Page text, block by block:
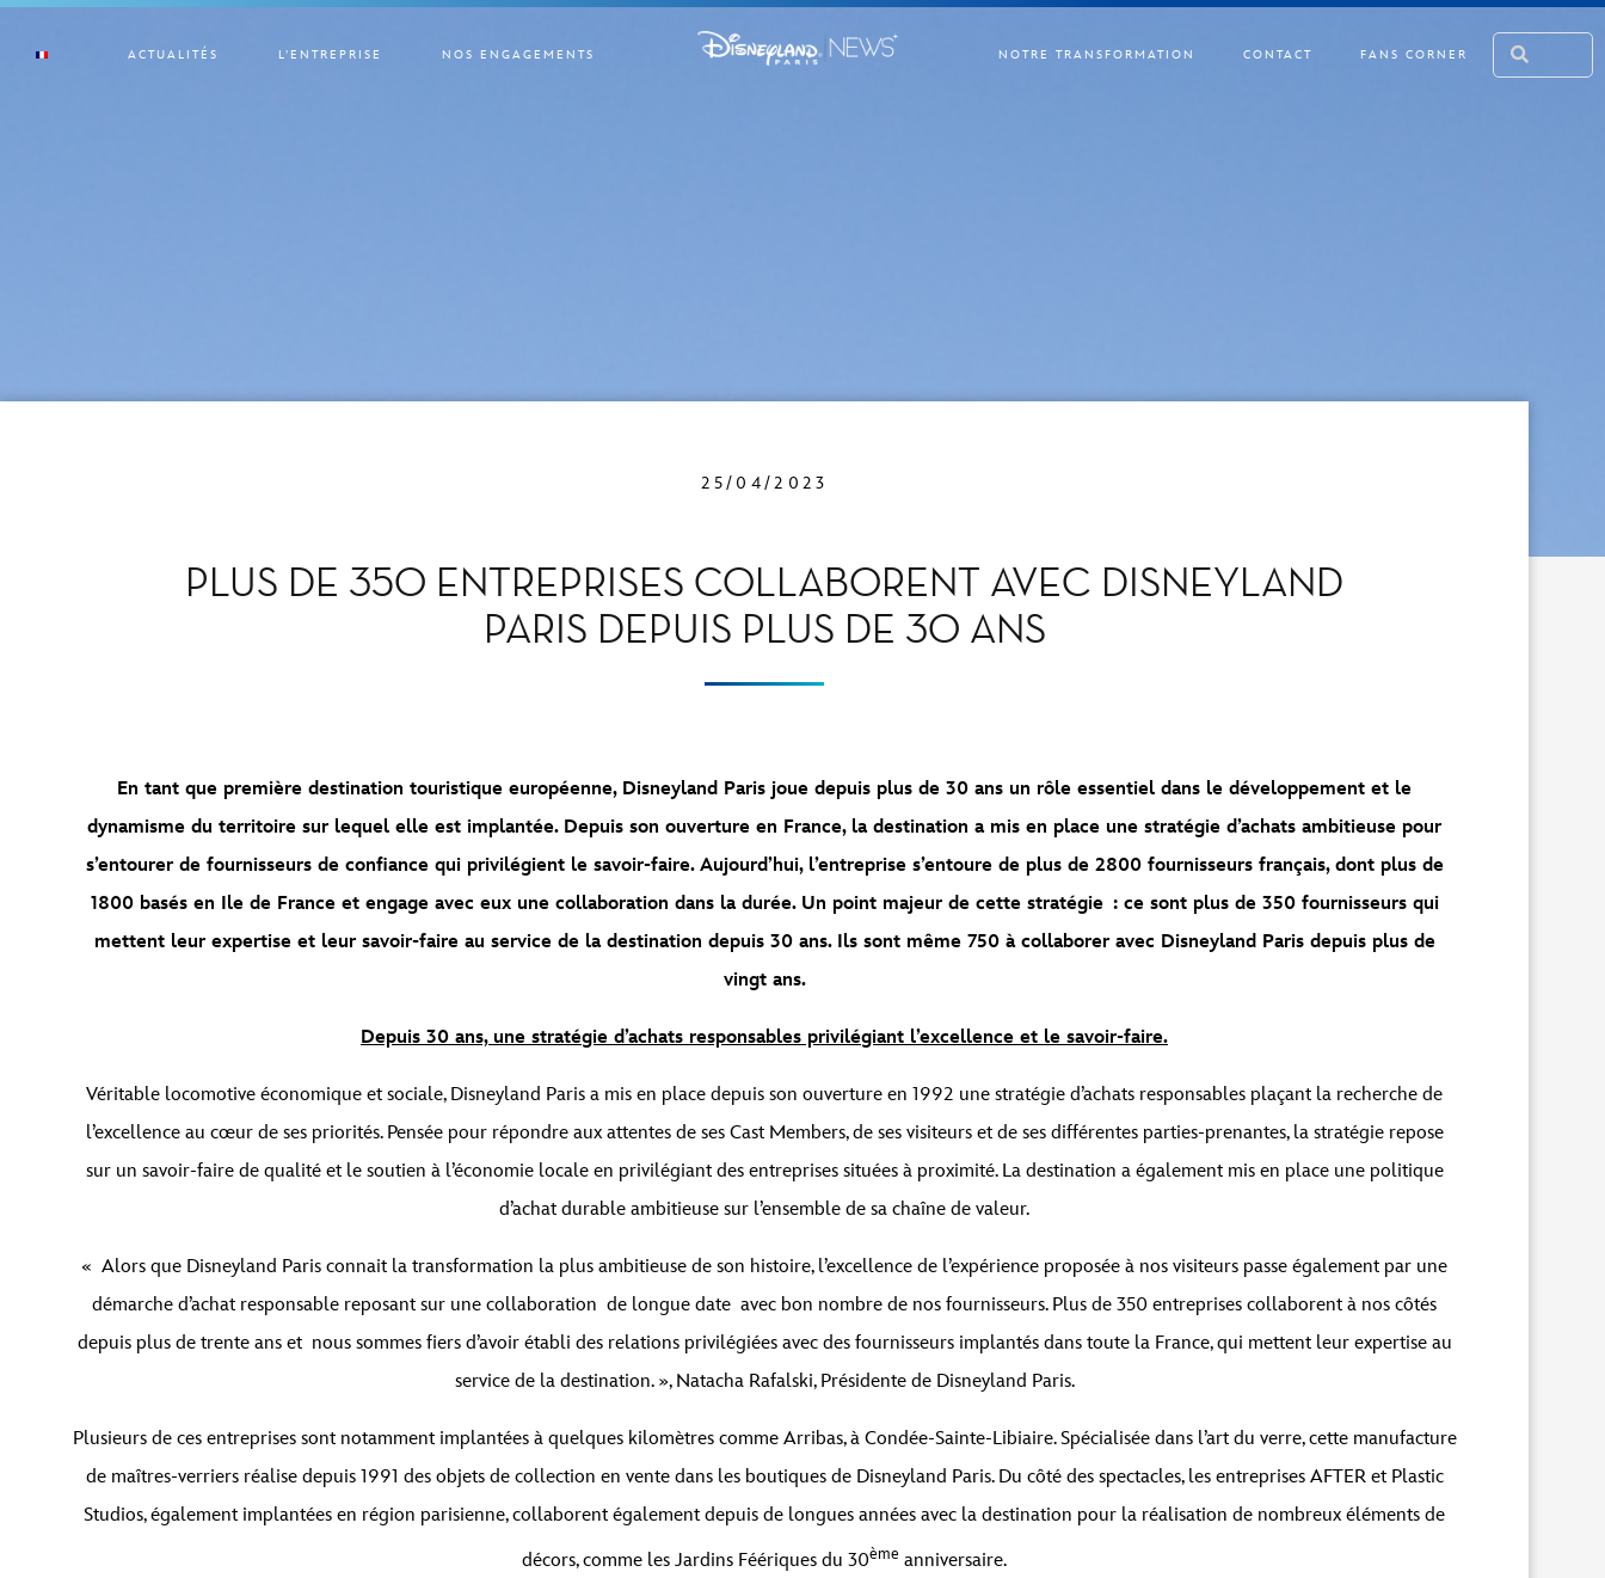
ACTUALITÉS L’ENTREPRISE NOS ENGAGEMENTS NOTRE TRANSFORMATION CONTACT FANS CORNER
25/04/2023
PLUS DE 350 ENTREPRISES COLLABORENT AVEC DISNEYLAND
PARIS DEPUIS PLUS DE 30 ANS
En tant que première destination touristique européenne, Disneyland Paris joue depuis plus de 30 ans un rôle essentiel dans le développement et le
dynamisme du territoire sur lequel elle est implantée. Depuis son ouverture en France, la destination a mis en place une stratégie d’achats ambitieuse pour
s’entourer de fournisseurs de confiance qui privilégient le savoir-faire. Aujourd’hui, l’entreprise s’entoure de plus de 2800 fournisseurs français, dont plus de
1800 basés en Ile de France et engage avec eux une collaboration dans la durée. Un point majeur de cette stratégie : ce sont plus de 350 fournisseurs qui
mettent leur expertise et leur savoir-faire au service de la destination depuis 30 ans. Ils sont même 750 à collaborer avec Disneyland Paris depuis plus de
vingt ans.
Depuis 30 ans, une stratégie d’achats responsables privilégiant l’excellence et le savoir-faire.
Véritable locomotive économique et sociale, Disneyland Paris a mis en place depuis son ouverture en 1992 une stratégie d’achats responsables plaçant la recherche de
l’excellence au cœur de ses priorités. Pensée pour répondre aux attentes de ses Cast Members, de ses visiteurs et de ses différentes parties-prenantes, la stratégie repose
sur un savoir-faire de qualité et le soutien à l’économie locale en privilégiant des entreprises situées à proximité. La destination a également mis en place une politique
d’achat durable ambitieuse sur l’ensemble de sa chaîne de valeur.
« Alors que Disneyland Paris connait la transformation la plus ambitieuse de son histoire, l’excellence de l’expérience proposée à nos visiteurs passe également par une
démarche d’achat responsable reposant sur une collaboration de longue date avec bon nombre de nos fournisseurs. Plus de 350 entreprises collaborent à nos côtés
depuis plus de trente ans et nous sommes fiers d’avoir établi des relations privilégiées avec des fournisseurs implantés dans toute la France, qui mettent leur expertise au
service de la destination. », Natacha Rafalski, Présidente de Disneyland Paris.
Plusieurs de ces entreprises sont notamment implantées à quelques kilomètres comme Arribas, à Condée-Sainte-Libiaire. Spécialisée dans l’art du verre, cette manufacture
de maîtres-verriers réalise depuis 1991 des objets de collection en vente dans les boutiques de Disneyland Paris. Du côté des spectacles, les entreprises AFTER et Plastic
Studios, également implantées en région parisienne, collaborent également depuis de longues années avec la destination pour la réalisation de nombreux éléments de
décors, comme les Jardins Féériques du 30ème anniversaire.